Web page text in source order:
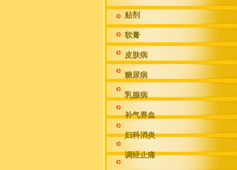
贴剂
软膏
皮肤病
糖尿病
乳腺病
补气养血
妇科消炎
调经止痛